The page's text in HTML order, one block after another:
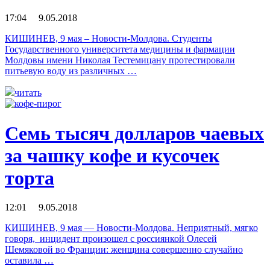
17:04 9.05.2018
КИШИНЕВ, 9 мая – Новости-Молдова. Cтуденты
Государственного университета медицины и фармации
Молдовы имени Николая Тестемицану протестировали
питьевую воду из различных …
читать
Семь тысяч долларов чаевых
за чашку кофе и кусочек
торта
12:01 9.05.2018
КИШИНЕВ, 9 мая — Новости-Молдова. Неприятный, мягко
говоря, инцидент произошел с россиянкой Олесей
Шемяковой во Франции: женщина совершенно случайно
оставила …